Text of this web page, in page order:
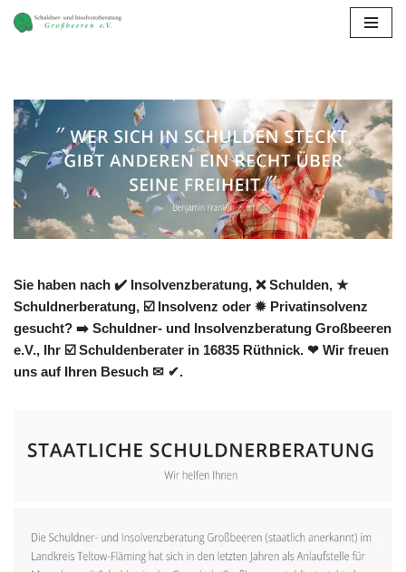
Sie haben nach ✔️ Insolvenzberatung, ❌ Schulden, ★
Schuldnerberatung, ☑️ Insolvenz oder ✹ Privatinsolvenz
gesucht? ➡️ Schuldner- und Insolvenzberatung Großbeeren
e.V., Ihr ☑️ Schuldenberater in 16835 Rüthnick. ❤ Wir freuen
uns auf Ihren Besuch ✉ ✔.